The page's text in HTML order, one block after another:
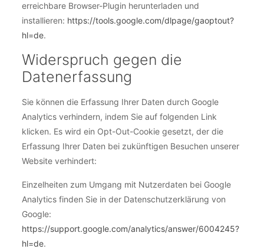
erreichbare Browser-Plugin herunterladen und
installieren: https://tools.google.com/dlpage/gaoptout?
hl=de.
Widerspruch gegen die
Datenerfassung
Sie können die Erfassung Ihrer Daten durch Google
Analytics verhindern, indem Sie auf folgenden Link
klicken. Es wird ein Opt-Out-Cookie gesetzt, der die
Erfassung Ihrer Daten bei zukünftigen Besuchen unserer
Website verhindert:
Einzelheiten zum Umgang mit Nutzerdaten bei Google
Analytics finden Sie in der Datenschutzerklärung von
Google:
https://support.google.com/analytics/answer/6004245?
hl=de.